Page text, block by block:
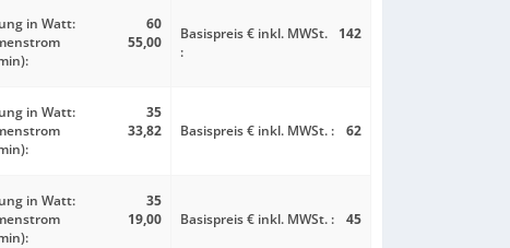
in Watt:
60
55,00
Basispreis € inkl. MWSt.
:
142
in Watt:
35
33,82 Basispreis € inkl. MWSt. : 62
in Watt:
35
19,00 Basispreis € inkl. MWSt. : 45